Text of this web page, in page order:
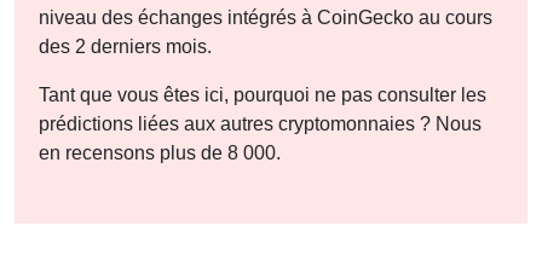
niveau des échanges intégrés à CoinGecko au cours
des 2 derniers mois.
Tant que vous êtes ici, pourquoi ne pas consulter les
prédictions liées aux autres cryptomonnaies ? Nous
en recensons plus de 8 000.